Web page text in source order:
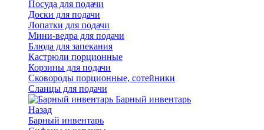
Посуда для подачи
Доски для подачи
Лопатки для подачи
Мини-ведра для подачи
Блюда для запекания
Кастрюли порционные
Корзины для подачи
Сковороды порционные, сотейники
Сланцы для подачи
Барный инвентарь
Назад
Барный инвентарь